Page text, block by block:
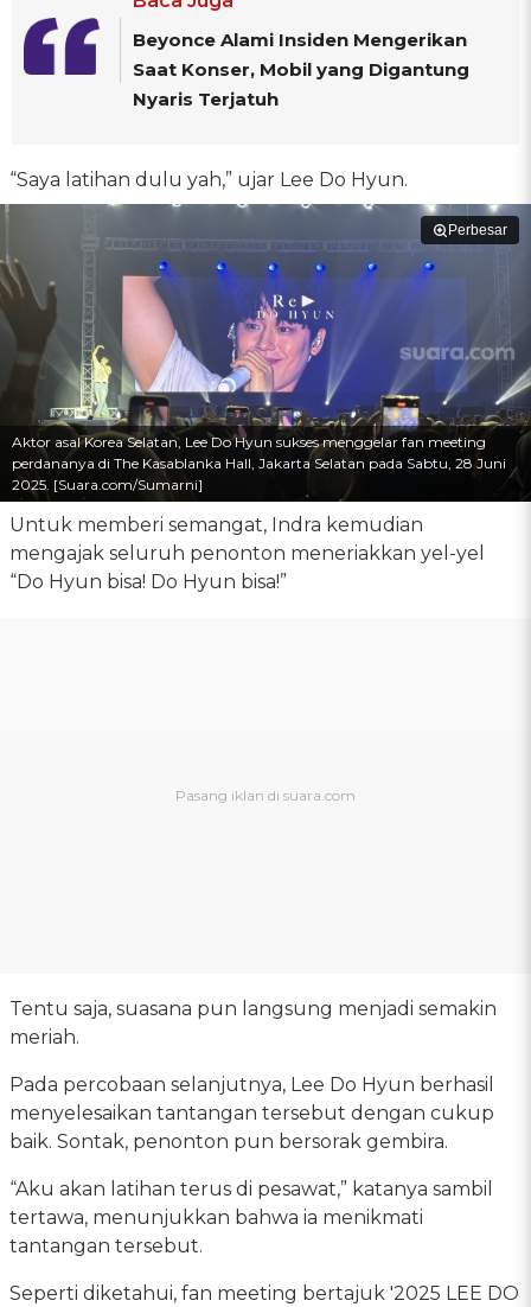
Beyonce Alami Insiden Mengerikan
Saat Konser, Mobil yang Digantung
Nyaris Terjatuh
“Saya latihan dulu yah,” ujar Lee Do Hyun.
Perbesar
Aktor asal Korea Selatan, Lee Do Hyun sukses menggelar fan meeting
perdananya di The Kasablanka Hall, Jakarta Selatan pada Sabtu, 28 Juni
2025. [Suara.com/Sumarni]
Untuk memberi semangat, Indra kemudian
mengajak seluruh penonton meneriakkan yel-yel
“Do Hyun bisa! Do Hyun bisa!”
Tentu saja, suasana pun langsung menjadi semakin
meriah.
Pada percobaan selanjutnya, Lee Do Hyun berhasil
menyelesaikan tantangan tersebut dengan cukup
baik. Sontak, penonton pun bersorak gembira.
“Aku akan latihan terus di pesawat,” katanya sambil
tertawa, menunjukkan bahwa ia menikmati
tantangan tersebut.
Seperti diketahui, fan meeting bertajuk '2025 LEE DO